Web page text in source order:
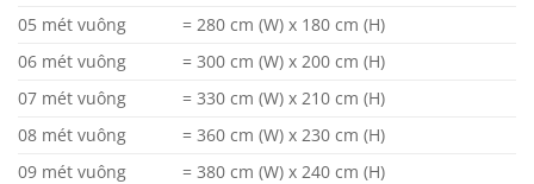
05 mét vuông
= 280 cm (W) x 180 cm (H)
06 mét vuông
= 300 cm (W) x 200 cm (H)
07 mét vuông
= 330 cm (W) x 210 cm (H)
08 mét vuông
= 360 cm (W) x 230 cm (H)
09 mét vuông
= 380 cm (W) x 240 cm (H)